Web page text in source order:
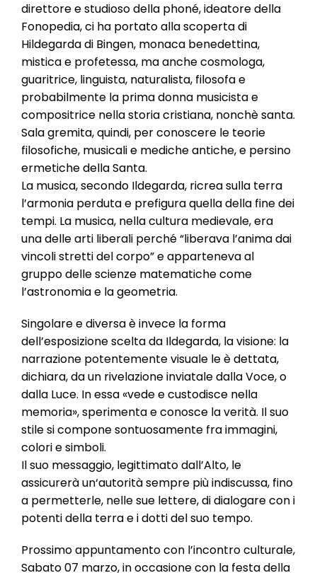
direttore e studioso della phoné, ideatore della
Fonopedia, ci ha portato alla scoperta di
Hildegarda di Bingen, monaca benedettina,
mistica e profetessa, ma anche cosmologa,
guaritrice, linguista, naturalista, filosofa e
probabilmente la prima donna musicista e
compositrice nella storia cristiana, nonchè santa.
Sala gremita, quindi, per conoscere le teorie
filosofiche, musicali e mediche antiche, e persino
ermetiche della Santa.
La musica, secondo Ildegarda, ricrea sulla terra
l’armonia perduta e prefigura quella della fine dei
tempi. La musica, nella cultura medievale, era
una delle arti liberali perché “liberava l’anima dai
vincoli stretti del corpo” e apparteneva al
gruppo delle scienze matematiche come
l’astronomia e la geometria.
Singolare e diversa è invece la forma
dell’esposizione scelta da Ildegarda, la visione: la
narrazione potentemente visuale le è dettata,
dichiara, da un rivelazione inviatale dalla Voce, o
dalla Luce. In essa «vede e custodisce nella
memoria», sperimenta e conosce la verità. Il suo
stile si compone sontuosamente fra immagini,
colori e simboli.
Il suo messaggio, legittimato dall’Alto, le
assicurerà un‘autorità sempre più indiscussa, fino
a permetterle, nelle sue lettere, di dialogare con i
potenti della terra e i dotti del suo tempo.
Prossimo appuntamento con l’incontro culturale,
Sabato 07 marzo, in occasione con la festa della